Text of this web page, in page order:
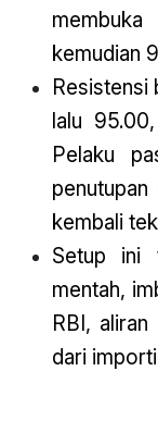
kemudian
Resistensi
lalu
Pelaku
kembali
Setup ini
mentah,
RBI,
dari